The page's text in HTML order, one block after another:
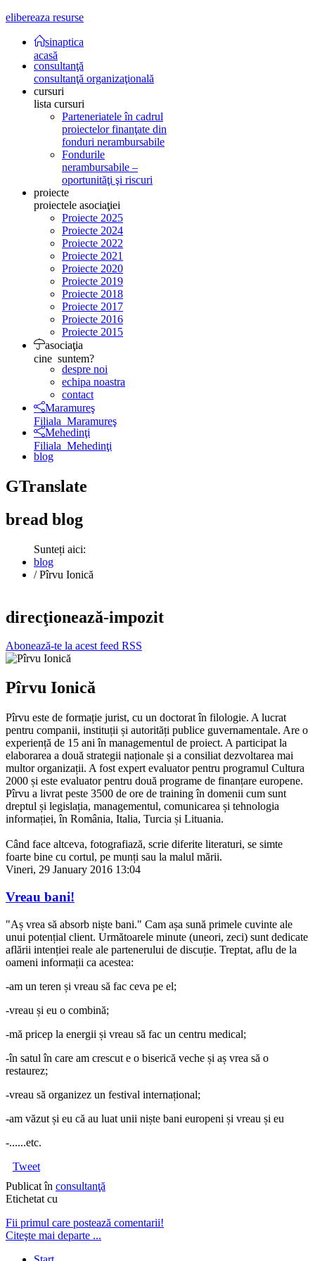
elibereaza resurse
sinaptica
acasă
consultanţă
consultanţă organizaţională
cursuri
lista cursuri
Parteneriatele în cadrul
proiectelor finanţate din
fonduri nerambursabile
Fondurile
nerambursabile –
oportunităţi şi riscuri
proiecte
proiectele asociaţiei
Proiecte 2025
Proiecte 2024
Proiecte 2022
Proiecte 2021
Proiecte 2020
Proiecte 2019
Proiecte 2018
Proiecte 2017
Proiecte 2016
Proiecte 2015
asociaţia
cine suntem?
despre noi
echipa noastra
contact
Maramureş
Filiala Maramureş
Mehedinţi
Filiala Mehedinţi
blog
GTranslate
bread blog
Sunteți aici:
blog
/ Pîrvu Ionică
direcţionează-impozit
Abonează-te la acest feed RSS
Pîrvu Ionică
Pîrvu este de formație jurist, cu un doctorat în filologie. A lucrat
pentru companii, instituții și autorități publice guvernamentale. Are o
experiență de 15 ani în managementul de proiect. A participat la
elaborarea a două strategii naționale și a consiliat dezvoltarea mai
multor organizații. A fost expert evaluator pentru programul Cultura
2000 și este evaluator pentru două programe de finanțare europene.
Pîrvu a livrat peste 3500 de ore de training în domenii cum sunt
dreptul și legislația, managementul, comunicarea și tehnologia
informației, în România, Italia, Turcia și Lituania.
Când face altceva, fotografiază, scrie diferite literaturi, se simte
foarte bine cu cortul, pe munți sau la malul mării.
Vineri, 29 January 2016 13:04
Vreau bani!
"Aș vrea să absorb niște bani." Cam așa sună primele cuvinte ale
unui potențial client. Următoarele minute (uneori, zeci) sunt dedicate
aflării intenției reale ale partenerului de discuție. Treptat, aflu de la
oameni informații ca acestea:
-am un teren și vreau să fac ceva pe el;
-vreau și eu o combină;
-mă pricep la energii și vreau să fac un centru medical;
-în satul în care am crescut e o biserică veche și aș vrea să o
restaurez;
-vreau să organizez un festival internațional;
-am văzut și eu că au luat unii niște bani europeni și vreau și eu
-......etc.
Tweet
Publicat în consultanţă
Etichetat cu
Fii primul care postează comentarii!
Citeşte mai departe ...